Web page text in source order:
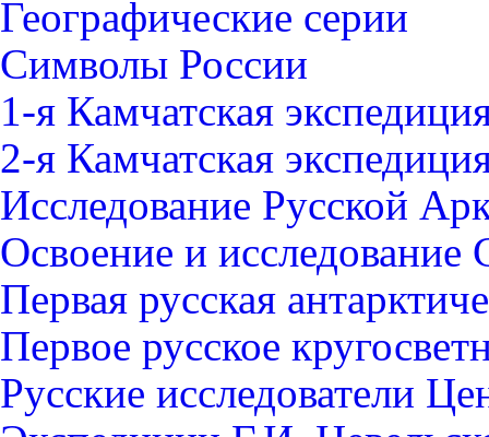
Географические серии
Символы России
1-я Камчатская
2-я Камчатская
Исследование Русской
Освоение и
Первая русская
Первое русское
Русские исследователи